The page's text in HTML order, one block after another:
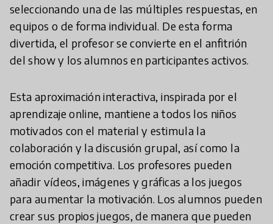
seleccionando una de las múltiples respuestas, en
equipos o de forma individual. De esta forma
divertida, el profesor se convierte en el anfitrión
del show y los alumnos en participantes activos.
Esta aproximación interactiva, inspirada por el
aprendizaje online, mantiene a todos los niños
motivados con el material y estimula la
colaboración y la discusión grupal, así como la
emoción competitiva. Los profesores pueden
añadir vídeos, imágenes y gráficas a los juegos
para aumentar la motivación. Los alumnos pueden
crear sus propios juegos, de manera que pueden